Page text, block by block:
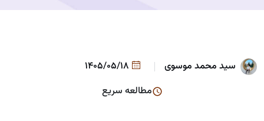
سید محمد موسوی
مطالعه سریع